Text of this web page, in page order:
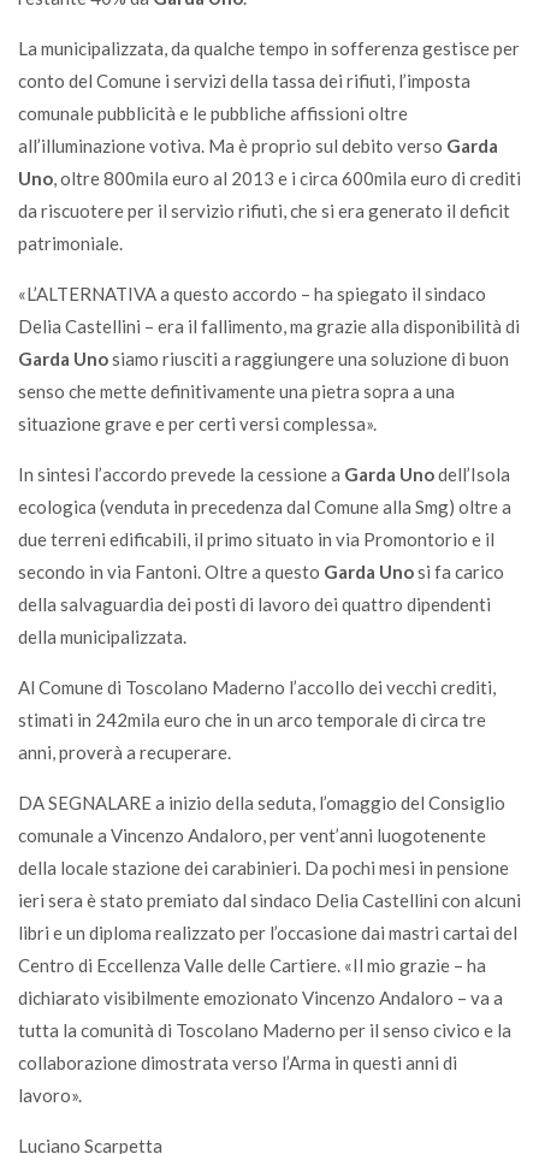
La municipalizzata, da qualche tempo in sofferenza gestisce per
conto del Comune i servizi della tassa dei rifiuti, l’imposta
comunale pubblicità e le pubbliche affissioni oltre
all’illuminazione votiva. Ma è proprio sul debito verso Garda
Uno, oltre 800mila euro al 2013 e i circa 600mila euro di crediti
da riscuotere per il servizio rifiuti, che si era generato il deficit
patrimoniale.
«L’ALTERNATIVA a questo accordo – ha spiegato il sindaco
Delia Castellini – era il fallimento, ma grazie alla disponibilità di
Garda Unosiamo riusciti a raggiungere una soluzione di buon
senso che mette definitivamente una pietra sopra a una
situazione grave e per certi versi complessa».
In sintesi l’accordo prevede la cessione a Garda Unodell’Isola
ecologica (venduta in precedenza dal Comune alla Smg) oltre a
due terreni edificabili, il primo situato in via Promontorio e il
secondo in via Fantoni. Oltre a questo Garda Unosi fa carico
della salvaguardia dei posti di lavoro dei quattro dipendenti
della municipalizzata.
Al Comune di Toscolano Maderno l’accollo dei vecchi crediti,
stimati in 242mila euro che in un arco temporale di circa tre
anni, proverà a recuperare.
DA SEGNALARE a inizio della seduta, l’omaggio del Consiglio
comunale a Vincenzo Andaloro, per vent’anni luogotenente
della locale stazione dei carabinieri. Da pochi mesi in pensione
ieri sera è stato premiato dal sindaco Delia Castellini con alcuni
libri e un diploma realizzato per l’occasione dai mastri cartai del
Centro di Eccellenza Valle delle Cartiere. «Il mio grazie – ha
dichiarato visibilmente emozionato Vincenzo Andaloro – va a
tutta la comunità di Toscolano Maderno per il senso civico e la
collaborazione dimostrata verso l’Arma in questi anni di
lavoro».
Luciano Scarpetta